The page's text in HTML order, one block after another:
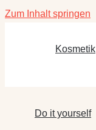
Zum Inhalt springen
Kosmetik
Do it yourself